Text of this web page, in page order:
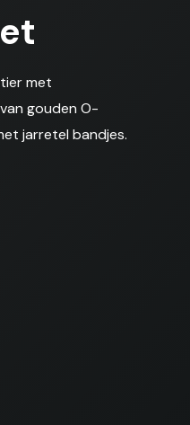
met
gouden O-
jarretel bandjes.